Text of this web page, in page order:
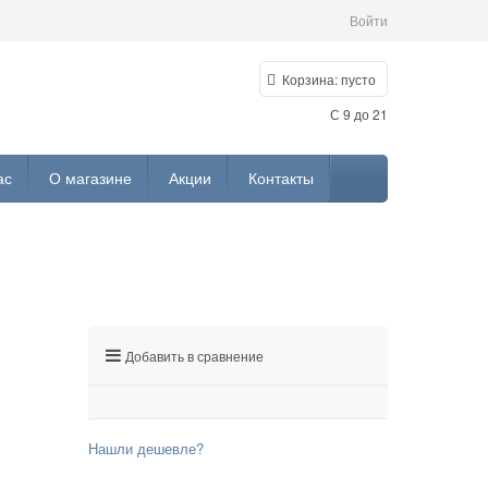
Войти
Корзина:пусто
С 9 до 21
О магазине Акции Контакты
Добавить в сравнение
Нашли дешевле?